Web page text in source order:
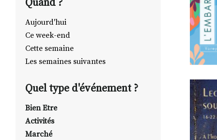
Quand ?
Aujourd'hui
Ce week-end
Cette semaine
Les semaines suivantes
Quel type d'événement ?
Bien Etre
Activités
Marché